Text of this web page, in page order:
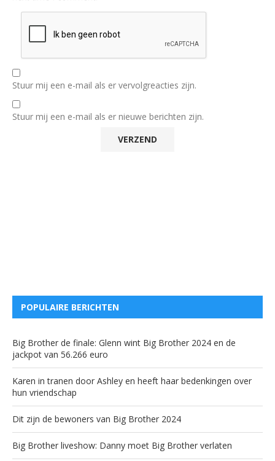
Stuur mij een e-mail als er vervolgreacties zijn.
Stuur mij een e-mail als er nieuwe berichten zijn.
POPULAIRE BERICHTEN
Big Brother de finale: Glenn wint Big Brother 2024 en de
jackpot van 56.266 euro
Karen in tranen door Ashley en heeft haar bedenkingen over
hun vriendschap
Dit zijn de bewoners van Big Brother 2024
Big Brother liveshow: Danny moet Big Brother verlaten